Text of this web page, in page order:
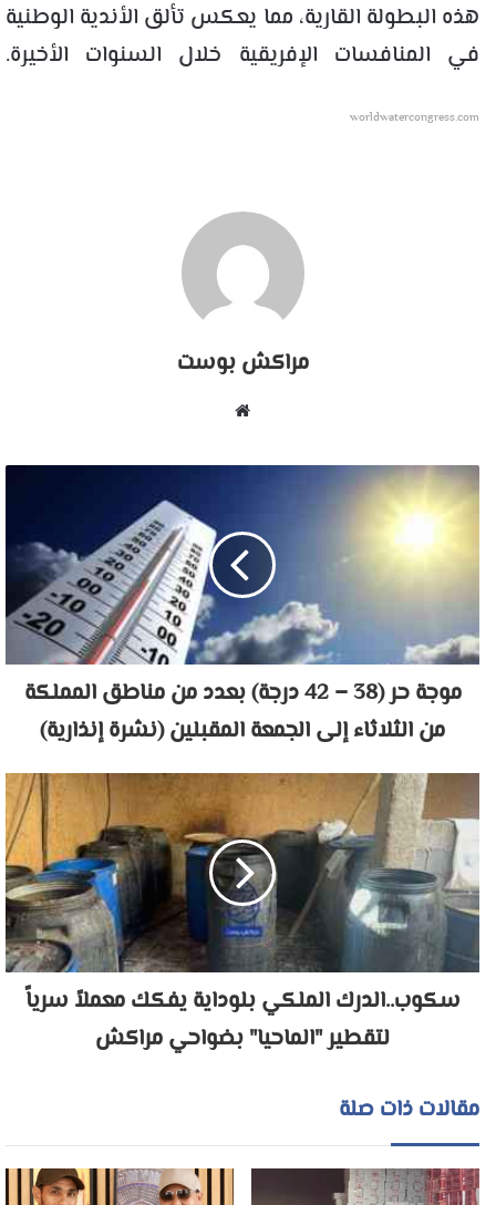
هذه البطولة القارية، مما يعكس تألق الأندية الوطنية
في المنافسات الإفريقية خلال السنوات الأخيرة.
worldwatercongress.com
مراكش بوست
موجة حر (38 – 42 درجة) بعدد من مناطق المملكة
من الثلاثاء إلى الجمعة المقبلين (نشرة إنذارية)
سكوب..الدرك الملكي بلوداية يفكك معملاً سرياً
لتقطير "الماحيا" بضواحي مراكش
مقالات ذات صلة